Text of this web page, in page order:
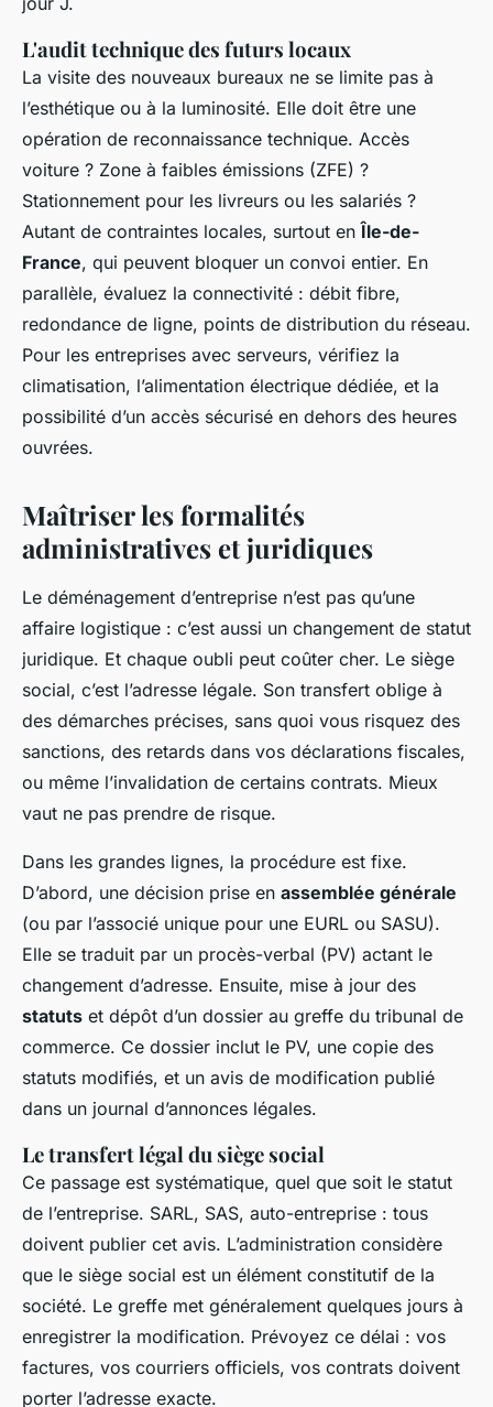
L'audit technique des futurs locaux
La visite des nouveaux bureaux ne se limite pas à
l’esthétique ou à la luminosité. Elle doit être une
opération de reconnaissance technique. Accès
voiture ? Zone à faibles émissions (ZFE) ?
Stationnement pour les livreurs ou les salariés ?
Autant de contraintes locales, surtout en Île-de-
France, qui peuvent bloquer un convoi entier. En
parallèle, évaluez la connectivité : débit fibre,
redondance de ligne, points de distribution du réseau.
Pour les entreprises avec serveurs, vérifiez la
climatisation, l’alimentation électrique dédiée, et la
possibilité d’un accès sécurisé en dehors des heures
ouvrées.
Maîtriser les formalités
administratives et juridiques
Le déménagement d’entreprise n’est pas qu’une
affaire logistique : c’est aussi un changement de statut
juridique. Et chaque oubli peut coûter cher. Le siège
social, c’est l’adresse légale. Son transfert oblige à
des démarches précises, sans quoi vous risquez des
sanctions, des retards dans vos déclarations fiscales,
ou même l’invalidation de certains contrats. Mieux
vaut ne pas prendre de risque.
Dans les grandes lignes, la procédure est fixe.
D’abord, une décision prise en assemblée générale
(ou par l’associé unique pour une EURL ou SASU).
Elle se traduit par un procès-verbal (PV) actant le
changement d’adresse. Ensuite, mise à jour des
statuts et dépôt d’un dossier au greffe du tribunal de
commerce. Ce dossier inclut le PV, une copie des
statuts modifiés, et un avis de modification publié
dans un journal d’annonces légales.
Le transfert légal du siège social
Ce passage est systématique, quel que soit le statut
de l’entreprise. SARL, SAS, auto-entreprise : tous
doivent publier cet avis. L’administration considère
que le siège social est un élément constitutif de la
société. Le greffe met généralement quelques jours à
enregistrer la modification. Prévoyez ce délai : vos
factures, vos courriers officiels, vos contrats doivent
porter l’adresse exacte.